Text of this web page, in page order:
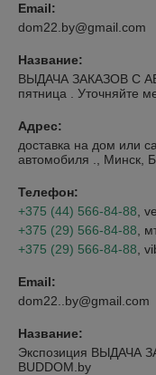
Email:
dom22.by@gmail.com
Название:
ВЫДАЧА ЗАКАЗОВ С
пятница . Уточняйте
Адрес:
доставка на дом или
автомобиля ., Минск,
Телефон:
+375 (44) 566-84-88 ,
+375 (29) 566-84-88 ,
+375 (29) 566-84-88 ,
Email:
dom22..by@gmail.com
Название:
Экспозиция ВЫДАЧА
BUDDOM.by